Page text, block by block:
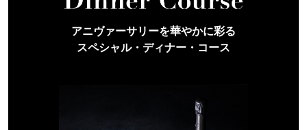
アニヴァーサリーを華やかに彩る
スペシャル・ディナー・コース